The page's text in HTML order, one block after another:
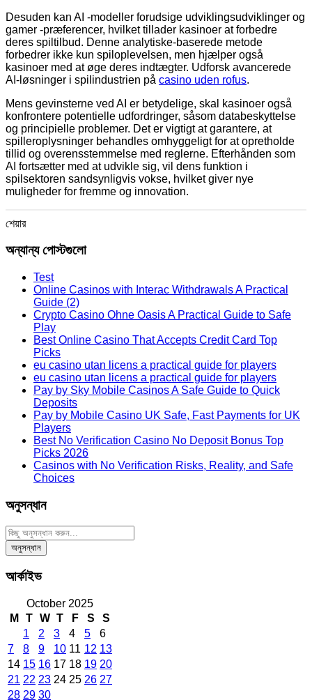
Desuden kan AI -modeller forudsige udviklingsudviklinger og
gamer -præferencer, hvilket tillader kasinoer at forbedre
deres spiltilbud. Denne analytiske-baserede metode
forbedrer ikke kun spiloplevelsen, men hjælper også
kasinoer med at øge deres indtægter. Udforsk avancerede
AI-løsninger i spilindustrien på casino uden rofus.
Mens gevinsterne ved AI er betydelige, skal kasinoer også
konfrontere potentielle udfordringer, såsom databeskyttelse
og principielle problemer. Det er vigtigt at garantere, at
spilleroplysninger behandles omhyggeligt for at opretholde
tillid og overensstemmelse med reglerne. Efterhånden som
AI fortsætter med at udvikle sig, vil dens funktion i
spilsektoren sandsynligvis vokse, hvilket giver nye
muligheder for fremme og innovation.
শেয়ার
অন্যান্য পোস্টগুলো
Test
Online Casinos with Interac Withdrawals A Practical
Guide (2)
Crypto Casino Ohne Oasis A Practical Guide to Safe
Play
Best Online Casino That Accepts Credit Card Top
Picks
eu casino utan licens a practical guide for players
eu casino utan licens a practical guide for players
Pay by Sky Mobile Casinos A Safe Guide to Quick
Deposits
Pay by Mobile Casino UK Safe, Fast Payments for UK
Players
Best No Verification Casino No Deposit Bonus Top
Picks 2026
Casinos with No Verification Risks, Reality, and Safe
Choices
অনুসন্ধান
আর্কাইভ
October 2025
M
T W T F S
S
1
2 3 4 5
6
7
8 9 10 11 12 13
14 15 16 17 18 19 20
21 22 23 24 25 26 27
28 29 30